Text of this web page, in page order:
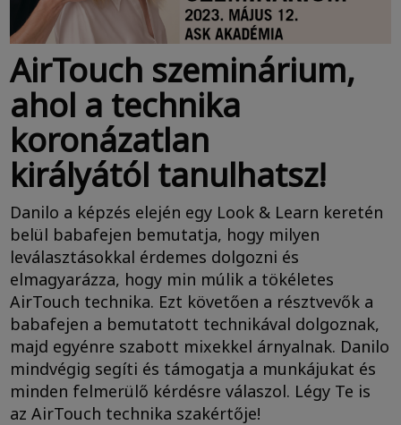
AirTouch szeminárium,
ahol a technika
koronázatlan
királyától tanulhatsz!
Danilo a képzés elején egy Look & Learn keretén
belül babafejen bemutatja, hogy milyen
leválasztásokkal érdemes dolgozni és
elmagyarázza, hogy min múlik a tökéletes
AirTouch technika. Ezt követően a résztvevők a
babafejen a bemutatott technikával dolgoznak,
majd egyénre szabott mixekkel árnyalnak. Danilo
mindvégig segíti és támogatja a munkájukat és
minden felmerülő kérdésre válaszol. Légy Te is
az AirTouch technika szakértője!